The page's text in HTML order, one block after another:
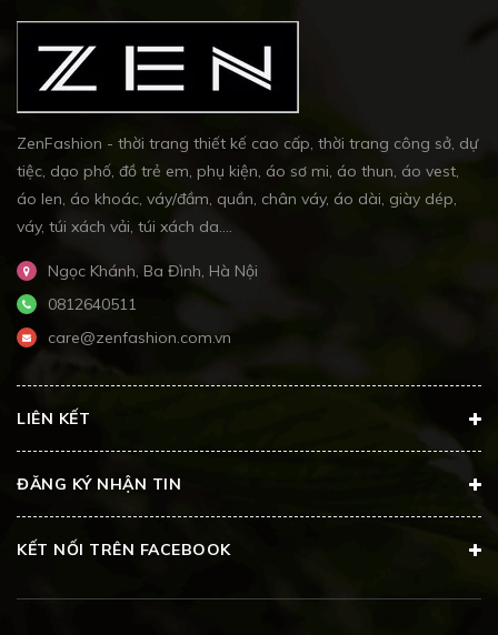
ZenFashion - thời trang thiết kế cao cấp, thời trang công sở, dự
tiệc, dạo phố, đồ trẻ em, phụ kiện, áo sơ mi, áo thun, áo vest,
áo len, áo khoác, váy/đầm, quần, chân váy, áo dài, giày dép,
váy, túi xách vải, túi xách da....
Ngọc Khánh, Ba Đình, Hà Nội
0812640511
care@zenfashion.com.vn
LIÊN KẾT
ĐĂNG KÝ NHẬN TIN
KẾT NỐI TRÊN FACEBOOK